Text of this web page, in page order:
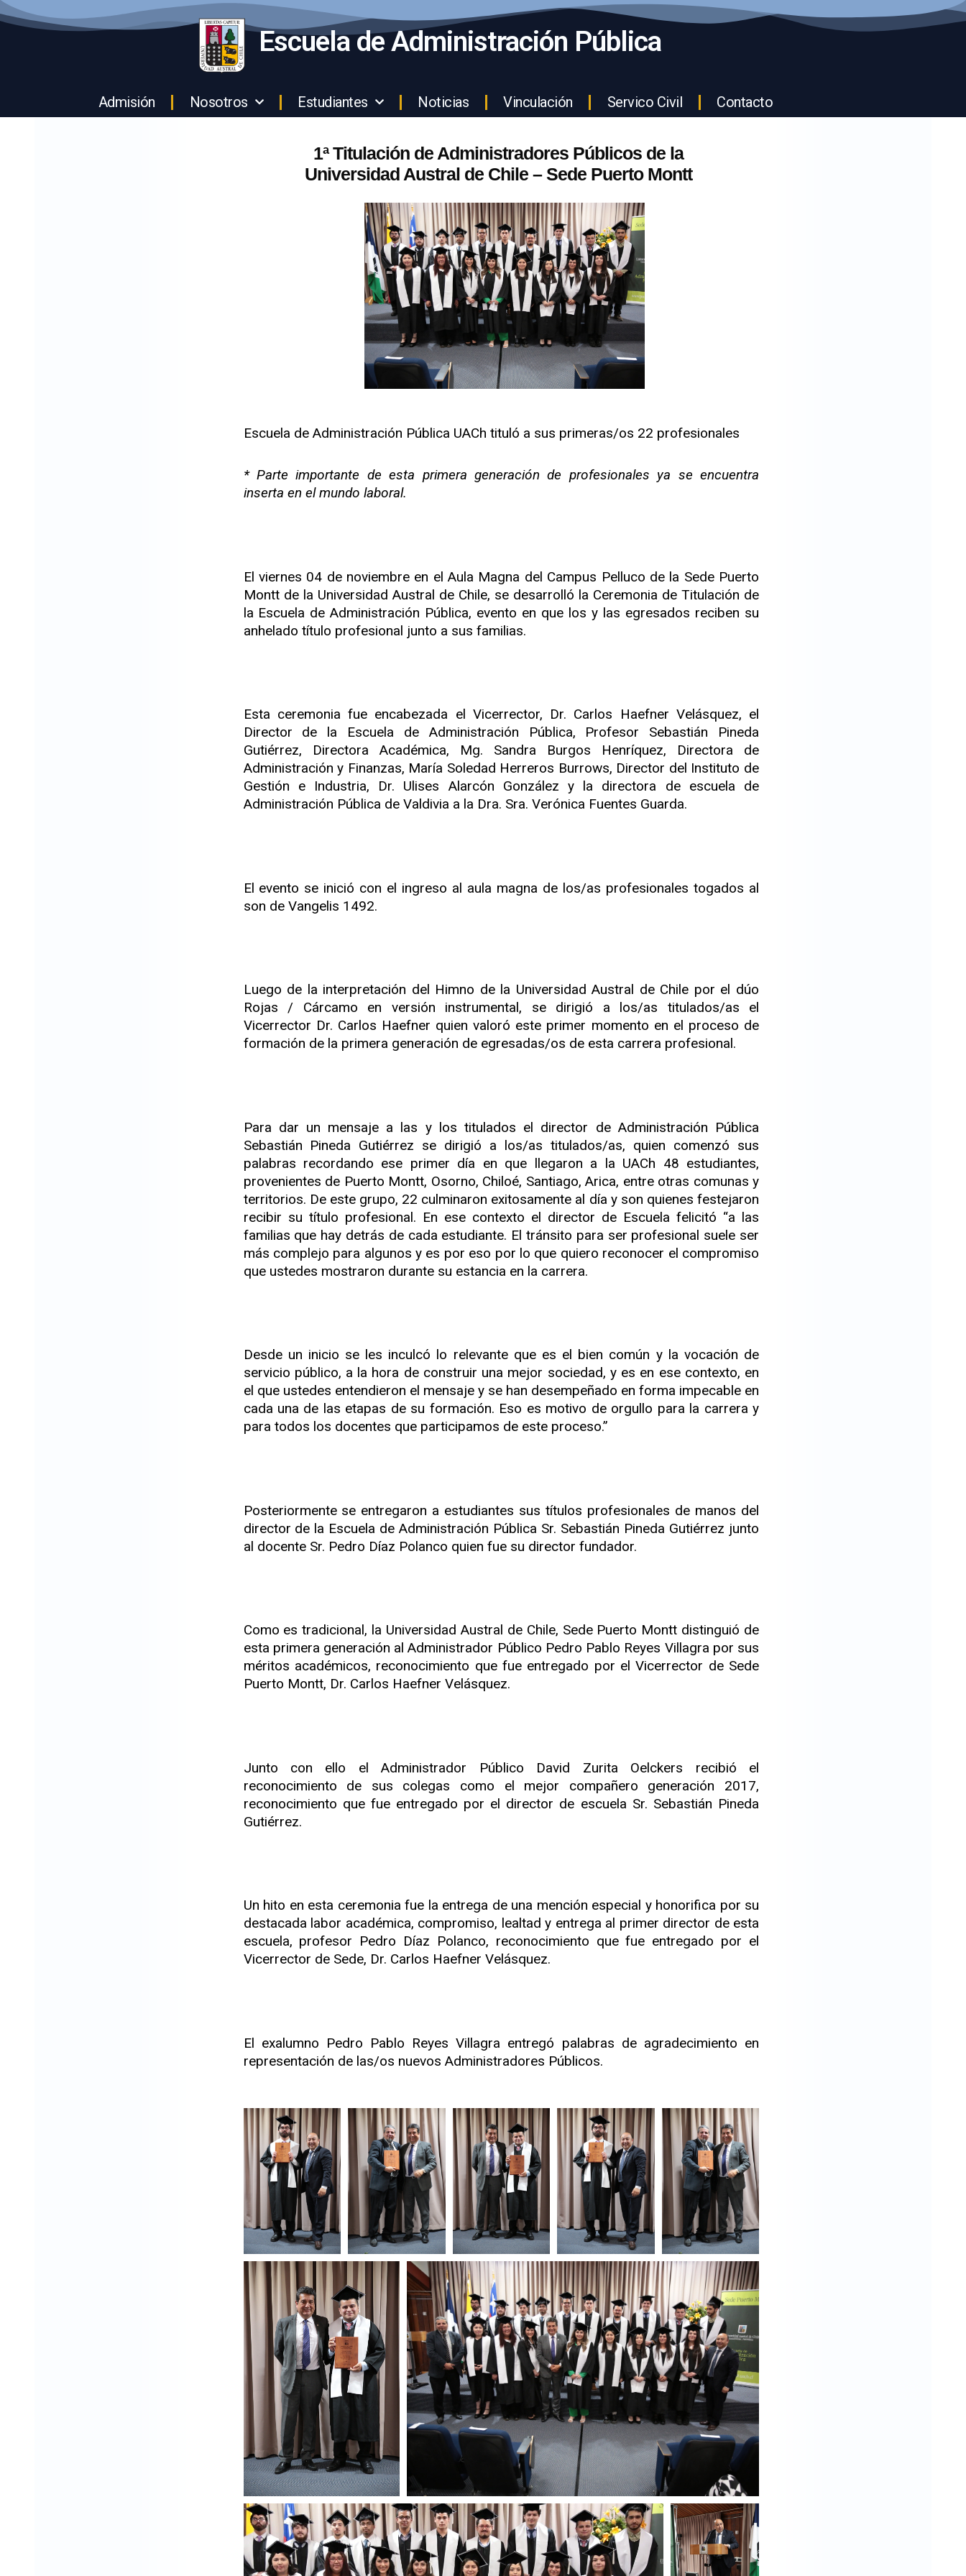
Escuela de Administración Pública
Admisión Nosotros Estudiantes Noticias Vinculación Servico Civil Contacto
1ª Titulación de Administradores Públicos de la
Universidad Austral de Chile – Sede Puerto Montt
Escuela de Administración Pública UACh tituló a sus primeras/os 22 profesionales
* Parte importante de esta primera generación de profesionales ya se encuentra
inserta en el mundo laboral.
El viernes 04 de noviembre en el Aula Magna del Campus Pelluco de la Sede Puerto
Montt de la Universidad Austral de Chile, se desarrolló la Ceremonia de Titulación de
la Escuela de Administración Pública, evento en que los y las egresados reciben su
anhelado título profesional junto a sus familias.
Esta ceremonia fue encabezada el Vicerrector, Dr. Carlos Haefner Velásquez, el
Director de la Escuela de Administración Pública, Profesor Sebastián Pineda
Gutiérrez, Directora Académica, Mg. Sandra Burgos Henríquez, Directora de
Administración y Finanzas, María Soledad Herreros Burrows, Director del Instituto de
Gestión e Industria, Dr. Ulises Alarcón González y la directora de escuela de
Administración Pública de Valdivia a la Dra. Sra. Verónica Fuentes Guarda.
El evento se inició con el ingreso al aula magna de los/as profesionales togados al
son de Vangelis 1492.
Luego de la interpretación del Himno de la Universidad Austral de Chile por el dúo
Rojas / Cárcamo en versión instrumental, se dirigió a los/as titulados/as el
Vicerrector Dr. Carlos Haefner quien valoró este primer momento en el proceso de
formación de la primera generación de egresadas/os de esta carrera profesional.
Para dar un mensaje a las y los titulados el director de Administración Pública
Sebastián Pineda Gutiérrez se dirigió a los/as titulados/as, quien comenzó sus
palabras recordando ese primer día en que llegaron a la UACh 48 estudiantes,
provenientes de Puerto Montt, Osorno, Chiloé, Santiago, Arica, entre otras comunas y
territorios. De este grupo, 22 culminaron exitosamente al día y son quienes festejaron
recibir su título profesional. En ese contexto el director de Escuela felicitó “a las
familias que hay detrás de cada estudiante. El tránsito para ser profesional suele ser
más complejo para algunos y es por eso por lo que quiero reconocer el compromiso
que ustedes mostraron durante su estancia en la carrera.
Desde un inicio se les inculcó lo relevante que es el bien común y la vocación de
servicio público, a la hora de construir una mejor sociedad, y es en ese contexto, en
el que ustedes entendieron el mensaje y se han desempeñado en forma impecable en
cada una de las etapas de su formación. Eso es motivo de orgullo para la carrera y
para todos los docentes que participamos de este proceso.”
Posteriormente se entregaron a estudiantes sus títulos profesionales de manos del
director de la Escuela de Administración Pública Sr. Sebastián Pineda Gutiérrez junto
al docente Sr. Pedro Díaz Polanco quien fue su director fundador.
Como es tradicional, la Universidad Austral de Chile, Sede Puerto Montt distinguió de
esta primera generación al Administrador Público Pedro Pablo Reyes Villagra por sus
méritos académicos, reconocimiento que fue entregado por el Vicerrector de Sede
Puerto Montt, Dr. Carlos Haefner Velásquez.
Junto con ello el Administrador Público David Zurita Oelckers recibió el
reconocimiento de sus colegas como el mejor compañero generación 2017,
reconocimiento que fue entregado por el director de escuela Sr. Sebastián Pineda
Gutiérrez.
Un hito en esta ceremonia fue la entrega de una mención especial y honorifica por su
destacada labor académica, compromiso, lealtad y entrega al primer director de esta
escuela, profesor Pedro Díaz Polanco, reconocimiento que fue entregado por el
Vicerrector de Sede, Dr. Carlos Haefner Velásquez.
El exalumno Pedro Pablo Reyes Villagra entregó palabras de agradecimiento en
representación de las/os nuevos Administradores Públicos.